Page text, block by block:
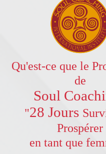
Qu'est-ce que le
de
Soul
"28 Jours
Prospérer
en tant que